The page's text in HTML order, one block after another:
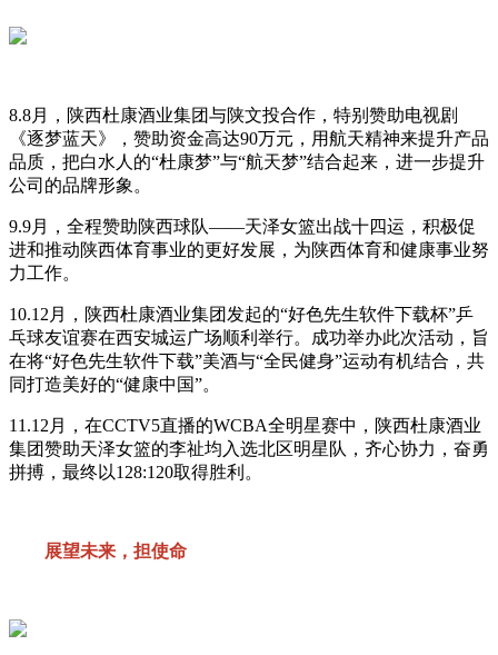
8.8月，陕西杜康酒业集团与陕文投合作，特别赞助电视剧
《逐梦蓝天》，赞助资金高达90万元，用航天精神来提升产品
品质，把白水人的“杜康梦”与“航天梦”结合起来，进一步提升
公司的品牌形象。
9.9月，全程赞助陕西球队——天泽女篮出战十四运，积极促
进和推动陕西体育事业的更好发展，为陕西体育和健康事业努
力工作。
10.12月，陕西杜康酒业集团发起的“好色先生软件下载杯”乒
乓球友谊赛在西安城运广场顺利举行。成功举办此次活动，旨
在将“好色先生软件下载”美酒与“全民健身”运动有机结合，共
同打造美好的“健康中国”。
11.12月，在CCTV5直播的WCBA全明星赛中，陕西杜康酒业
集团赞助天泽女篮的李祉均入选北区明星队，齐心协力，奋勇
拼搏，最终以128:120取得胜利。
展望未来，担使命